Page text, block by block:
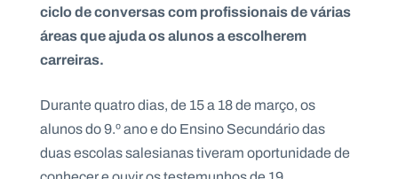
ciclo de conversas com profissionais de várias
áreas que ajuda os alunos a escolherem
carreiras.
Durante quatro dias, de 15 a 18 de março, os
alunos do 9.º ano e do Ensino Secundário das
duas escolas salesianas tiveram oportunidade de
L
S
a
l
i
a
o
s